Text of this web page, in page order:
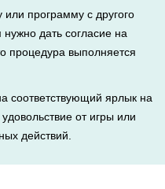
или программу с другого
дать согласие на
процедура выполняется
соответствующий ярлык на
от игры или
действий.